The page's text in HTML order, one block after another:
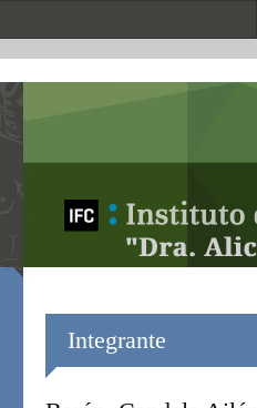
Integrante